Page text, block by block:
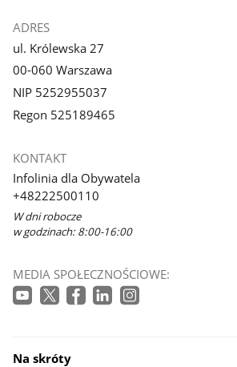
ADRES
ul. Królewska 27
00-060 Warszawa
NIP 5252955037
Regon 525189465
KONTAKT
Infolinia dla Obywatela
+48222500110
W dni robocze
w godzinach: 8:00-16:00
MEDIA SPOŁECZNOŚCIOWE:
Na skróty